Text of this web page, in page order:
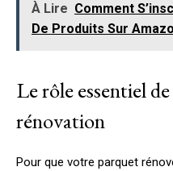
À Lire Comment
De Produits Sur
Le rôle essentiel
rénovation
Pour que votre parquet